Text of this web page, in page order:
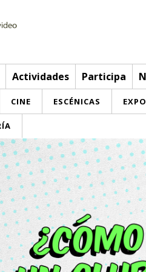
Actividades Participa
CINE ESCÉNICAS